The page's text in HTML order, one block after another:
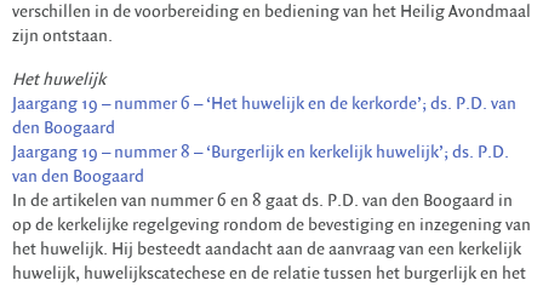
verschillen in de voorbereiding en bediening van het Heilig Avondmaal
zijn ontstaan.
Het huwelijk
Jaargang 19 – nummer 6 – ‘Het huwelijk en de kerkorde’; ds. P.D. van
den Boogaard
Jaargang 19 – nummer 8 – ‘Burgerlijk en kerkelijk huwelijk’; ds. P.D.
van den Boogaard
In de artikelen van nummer 6 en 8 gaat ds. P.D. van den Boogaard in
op de kerkelijke regelgeving rondom de bevestiging en inzegening van
het huwelijk. Hij besteedt aandacht aan de aanvraag van een kerkelijk
huwelijk, huwelijkscatechese en de relatie tussen het burgerlijk en het